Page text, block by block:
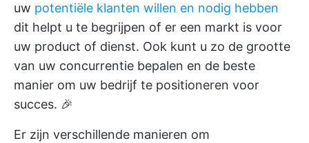
uw potentiële klanten willen en nodig hebben
dit helpt u te begrijpen of er een markt is voor
uw product of dienst. Ook kunt u zo de grootte
van uw concurrentie bepalen en de beste
manier om uw bedrijf te positioneren voor
succes. 🎉
Er zijn verschillende manieren om